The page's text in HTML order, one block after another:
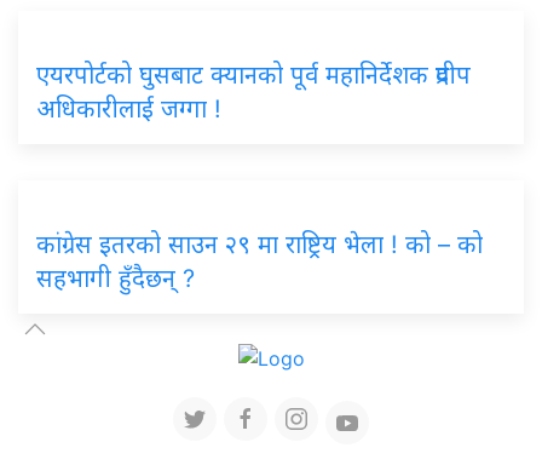
एयरपोर्टको घुसबाट क्यानको पूर्व महानिर्देशक प्रदीप
अधिकारीलाई जग्गा !
कांग्रेस इतरको साउन २९ मा राष्ट्रिय भेला ! को – को
सहभागी हुँदैछन् ?